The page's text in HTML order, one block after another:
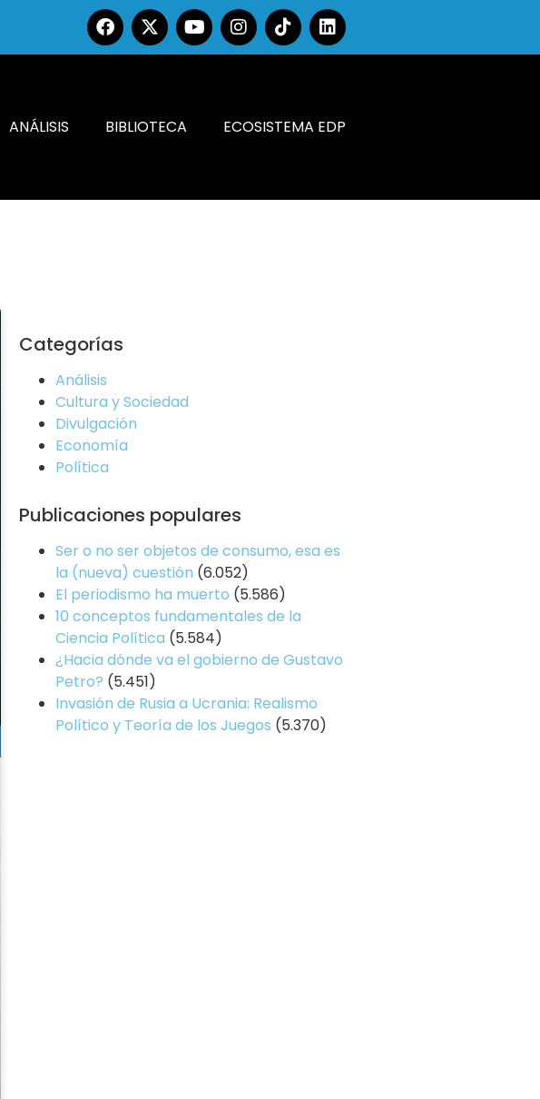
ANÁLISIS BIBLIOTECA ECOSISTEMA EDP
Categorías
Análisis
Cultura y Sociedad
Divulgación
Economía
Política
Publicaciones populares
Ser o no ser objetos de consumo, esa es
la (nueva) cuestión (6.052)
El periodismo ha muerto (5.586)
10 conceptos fundamentales de la
Ciencia Política (5.584)
¿Hacia dónde va el gobierno de Gustavo
Petro? (5.451)
Invasión de Rusia a Ucrania: Realismo
Político y Teoría de los Juegos (5.370)